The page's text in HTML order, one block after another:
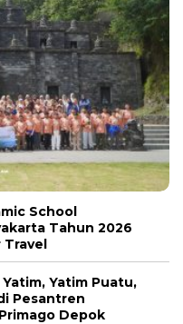
School
Tahun 2026
Travel
Yatim Puatu,
Pesantren
Depok